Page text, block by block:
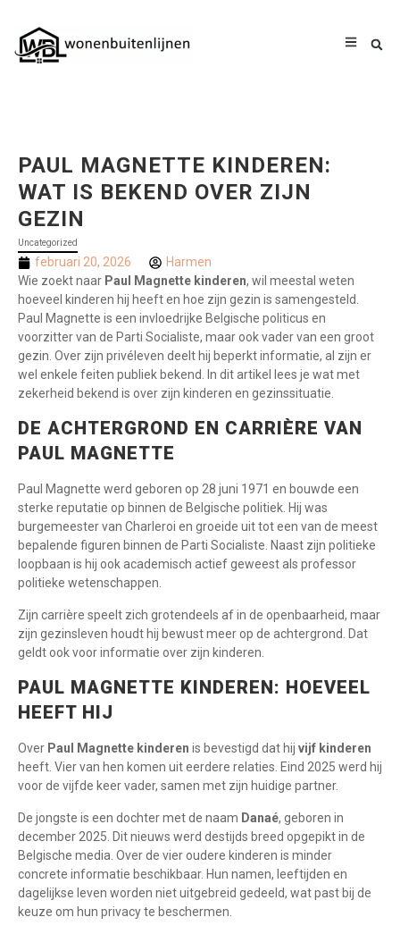
PAUL MAGNETTE KINDEREN:
WAT IS BEKEND OVER ZIJN
GEZIN
Uncategorized
februari 20, 2026
Harmen
Wie zoekt naar Paul Magnette kinderen, wil meestal weten
hoeveel kinderen hij heeft en hoe zijn gezin is samengesteld.
Paul Magnette is een invloedrijke Belgische politicus en
voorzitter van de Parti Socialiste, maar ook vader van een groot
gezin. Over zijn privéleven deelt hij beperkt informatie, al zijn er
wel enkele feiten publiek bekend. In dit artikel lees je wat met
zekerheid bekend is over zijn kinderen en gezinssituatie.
DE ACHTERGROND EN CARRIÈRE VAN
PAUL MAGNETTE
Paul Magnette werd geboren op 28 juni 1971 en bouwde een
sterke reputatie op binnen de Belgische politiek. Hij was
burgemeester van Charleroi en groeide uit tot een van de meest
bepalende figuren binnen de Parti Socialiste. Naast zijn politieke
loopbaan is hij ook academisch actief geweest als professor
politieke wetenschappen.
Zijn carrière speelt zich grotendeels af in de openbaarheid, maar
zijn gezinsleven houdt hij bewust meer op de achtergrond. Dat
geldt ook voor informatie over zijn kinderen.
PAUL MAGNETTE KINDEREN: HOEVEEL
HEEFT HIJ
Over Paul Magnette kinderen is bevestigd dat hij vijf kinderen
heeft. Vier van hen komen uit eerdere relaties. Eind 2025 werd hij
voor de vijfde keer vader, samen met zijn huidige partner.
De jongste is een dochter met de naam Danaé, geboren in
december 2025. Dit nieuws werd destijds breed opgepikt in de
Belgische media. Over de vier oudere kinderen is minder
concrete informatie beschikbaar. Hun namen, leeftijden en
dagelijkse leven worden niet uitgebreid gedeeld, wat past bij de
keuze om hun privacy te beschermen.